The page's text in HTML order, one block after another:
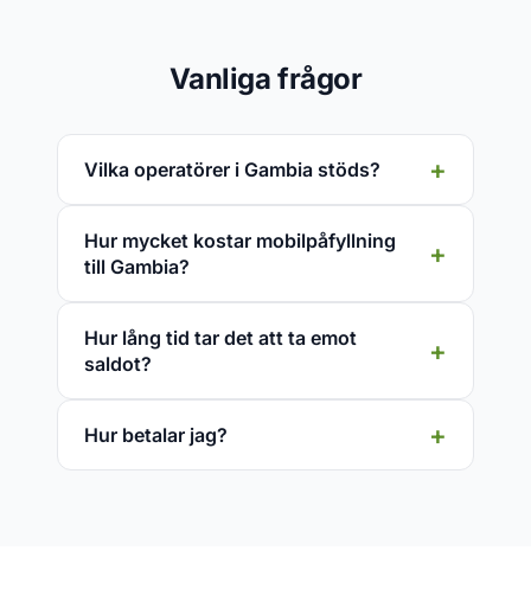
Vanliga frågor
Vilka operatörer i Gambia stöds?
Hur mycket kostar mobilpåfyllning
till Gambia?
Hur lång tid tar det att ta emot
saldot?
Hur betalar jag?